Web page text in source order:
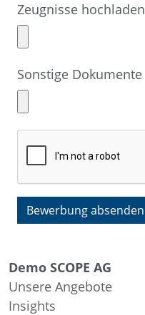
Zeugnisse hochladen
Sonstige Dokumente
Bewerbung absenden
Demo SCOPE AG
Unsere Angebote
Insights